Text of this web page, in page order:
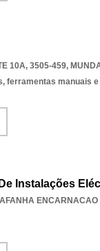
10A, 3505-459,
ferramentas manuais
Instalações
ENCARNACAO